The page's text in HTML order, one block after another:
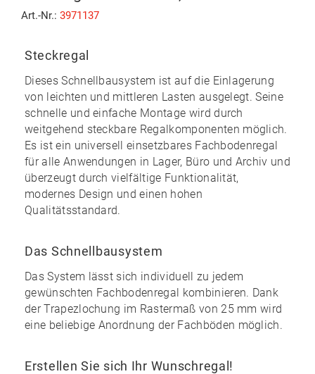
Art.-Nr.: 3971137
Steckregal
Dieses Schnellbausystem ist auf die Einlagerung
von leichten und mittleren Lasten ausgelegt. Seine
schnelle und einfache Montage wird durch
weitgehend steckbare Regalkomponenten möglich.
Es ist ein universell einsetzbares Fachbodenregal
für alle Anwendungen in Lager, Büro und Archiv und
überzeugt durch vielfältige Funktionalität,
modernes Design und einen hohen
Qualitätsstandard.
Das Schnellbausystem
Das System lässt sich individuell zu jedem
gewünschten Fachbodenregal kombinieren. Dank
der Trapezlochung im Rastermaß von 25 mm wird
eine beliebige Anordnung der Fachböden möglich.
Erstellen Sie sich Ihr Wunschregal!